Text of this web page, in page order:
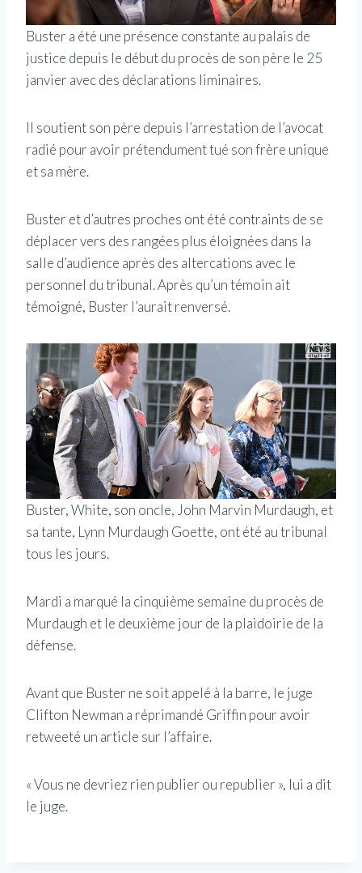
Buster a été une présence constante au palais de
justice depuis le début du procès de son père le 25
janvier avec des déclarations liminaires.
Il soutient son père depuis l’arrestation de l’avocat
radié pour avoir prétendument tué son frère unique
et sa mère.
Buster et d’autres proches ont été contraints de se
déplacer vers des rangées plus éloignées dans la
salle d’audience après des altercations avec le
personnel du tribunal. Après qu’un témoin ait
témoigné, Buster l’aurait renversé.
Buster, White, son oncle, John Marvin Murdaugh, et
sa tante, Lynn Murdaugh Goette, ont été au tribunal
tous les jours.
Mardi a marqué la cinquième semaine du procès de
Murdaugh et le deuxième jour de la plaidoirie de la
défense.
Avant que Buster ne soit appelé à la barre, le juge
Clifton Newman a réprimandé Griffin pour avoir
retweeté un article sur l’affaire.
« Vous ne devriez rien publier ou republier », lui a dit
le juge.